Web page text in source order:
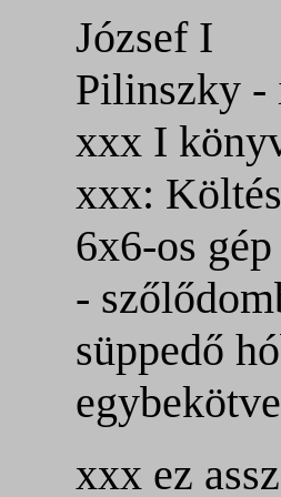
József I
Pilinszky -
xxx I
xxx:
6x6-os gép
-
süppedő
egybekötve
xxx ez